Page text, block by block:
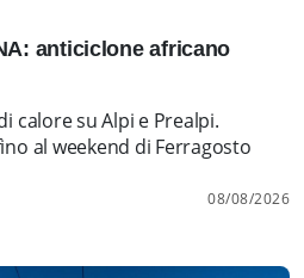
anticiclone africano
calore su Alpi e Prealpi.
al weekend di Ferragosto
08/08/2026